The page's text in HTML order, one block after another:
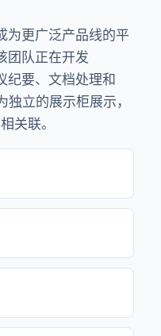
为更广泛产品线的平
团队正在开发
纪要、文档处理和
立的展示柜展示，
关联。